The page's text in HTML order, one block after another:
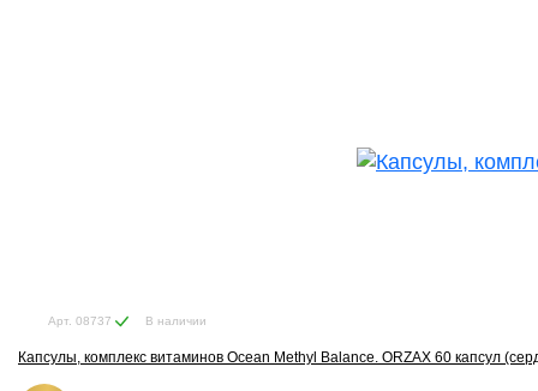
Арт. 08737 В наличии
Капсулы, комплекс витаминов Ocean Methyl Balance. ORZAX 60 капсул